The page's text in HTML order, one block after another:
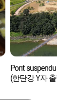
Pont
(한탄강 Y자